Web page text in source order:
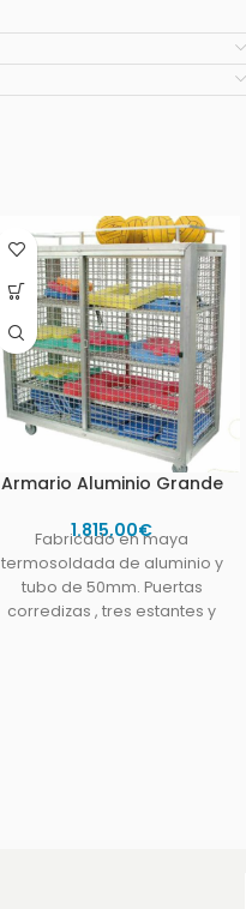
Armario Aluminio Grande
1.815,00€
Fabricado en maya
termosoldada de aluminio y
tubo de 50mm. Puertas
corredizas , tres estantes y